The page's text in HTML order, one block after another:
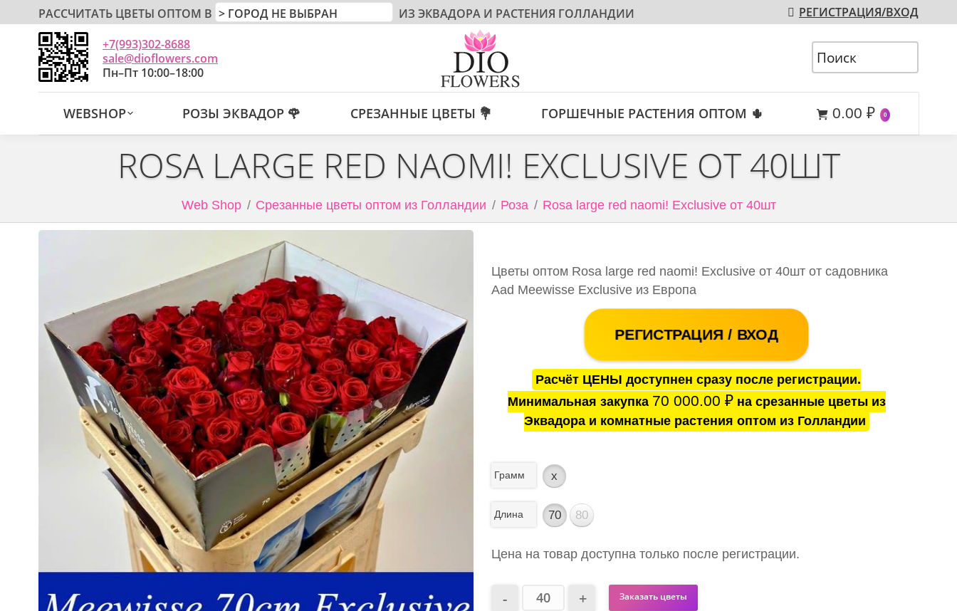
РАССЧИТАТЬ ЦВЕТЫ ОПТОМ В ИЗ ЭКВАДОРА И РАСТЕНИЯ ГОЛЛАНДИИ РЕГИСТРАЦИЯ/ВХОД
+7(993)302-8688
sale@dioflowers.com
Пн–Пт 10:00–18:00
WEBSHOP РОЗЫ ЭКВАДОР 🌹 СРЕЗАННЫЕ ЦВЕТЫ 💐 ГОРШЕЧНЫЕ РАСТЕНИЯ ОПТОМ 🌵 0.00 ₽ 0
ROSA LARGE RED NAOMI! EXCLUSIVE ОТ 40ШТ
Web Shop Срезанные цветы оптом из Голландии Роза Rosa large red naomi! Exclusive от 40шт
Цветы оптом Rosa large red naomi! Exclusive от 40шт от садовника
Aad Meewisse Exclusive из Европа
РЕГИСТРАЦИЯ / ВХОД
Расчёт ЦЕНЫ доступнен сразу после регистрации.
Минимальная закупка 70 000.00 ₽на срезанные цветы из
Эквадора и комнатные растения оптом из Голландии
Грамм x
Длина 70 80
Цена на товар доступна только после регистрации.
Заказать цветы